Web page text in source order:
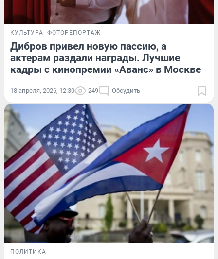
КУЛЬТУРА ФОТОРЕПОРТАЖ
Дибров привел новую пассию, а
актерам раздали награды. Лучшие
кадры с кинопремии «Аванс» в Москве
18 апреля, 2026, 12:30 249 Обсудить
ПОЛИТИКА